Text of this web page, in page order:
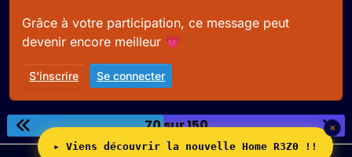
×
▸ Viens découvrir la nouvelle Home R3Z0 !!
Grâce à votre participation, ce message peut
devenir encore meilleur 💗
S'inscrire Se connecter
70 sur 150